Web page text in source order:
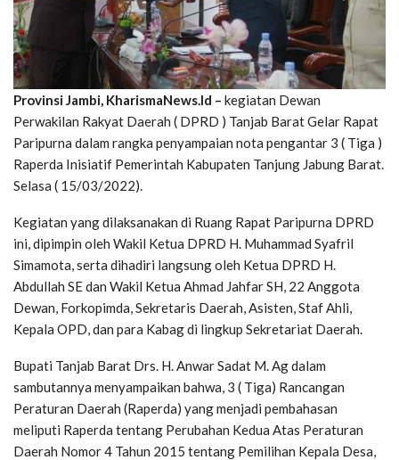
Provinsi Jambi, KharismaNews.Id – kegiatan Dewan
Perwakilan Rakyat Daerah ( DPRD ) Tanjab Barat Gelar Rapat
Paripurna dalam rangka penyampaian nota pengantar 3 ( Tiga )
Raperda Inisiatif Pemerintah Kabupaten Tanjung Jabung Barat.
Selasa ( 15/03/2022).
Kegiatan yang dilaksanakan di Ruang Rapat Paripurna DPRD
ini, dipimpin oleh Wakil Ketua DPRD H. Muhammad Syafril
Simamota, serta dihadiri langsung oleh Ketua DPRD H.
Abdullah SE dan Wakil Ketua Ahmad Jahfar SH, 22 Anggota
Dewan, Forkopimda, Sekretaris Daerah, Asisten, Staf Ahli,
Kepala OPD, dan para Kabag di lingkup Sekretariat Daerah.
Bupati Tanjab Barat Drs. H. Anwar Sadat M. Ag dalam
sambutannya menyampaikan bahwa, 3 ( Tiga) Rancangan
Peraturan Daerah (Raperda) yang menjadi pembahasan
meliputi Raperda tentang Perubahan Kedua Atas Peraturan
Daerah Nomor 4 Tahun 2015 tentang Pemilihan Kepala Desa,